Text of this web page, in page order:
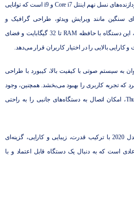
مک بوک پرو 15 اینچ 2020 مجهز به پردازنده‌های نسل نهم اینتل Core i7 و i9 است که توانایی
سنگین مانند ویرایش ویدئو، طراحی گرافیک و
برنامه‌نویسی فراهم می‌کند. همچنین، این دستگاه با حافظه RAM تا 32 گیگابایت و فضای
به سیستم صوتی با کیفیت بالا، کیبورد با طراحی
که تجربه کاربری را بهبود می‌بخشد. همچنین، وجود
پورت‌های متنوع از جمله Thunderbolt 3، امکان اتصال به دستگاه‌های جانبی را به راحتی
لپ تاپ مک بوک پرو اپل 15 اینچ مدل 2020 با ترکیب قدرت، زیبایی و کارایی، گزینه‌ای
است که به دنبال یک دستگاه قابل اعتماد و با